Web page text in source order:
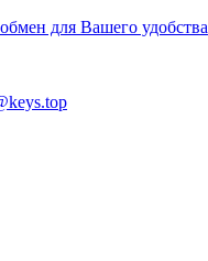
для Вашего удобства